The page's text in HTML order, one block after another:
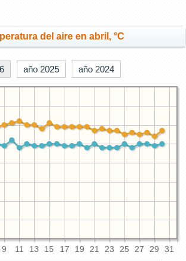
del aire en abril, °C
año 2025 año 2024
9 11 13 15 17 19 21 23 25 27 29 31